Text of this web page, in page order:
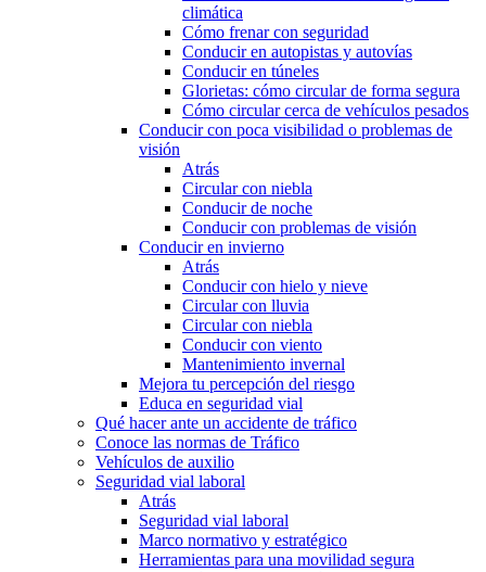
climática
Cómo frenar con seguridad
Conducir en autopistas y autovías
Conducir en túneles
Glorietas: cómo circular de forma segura
Cómo circular cerca de vehículos pesados
Conducir con poca visibilidad o problemas de
visión
Atrás
Circular con niebla
Conducir de noche
Conducir con problemas de visión
Conducir en invierno
Atrás
Conducir con hielo y nieve
Circular con lluvia
Circular con niebla
Conducir con viento
Mantenimiento invernal
Mejora tu percepción del riesgo
Educa en seguridad vial
Qué hacer ante un accidente de tráfico
Conoce las normas de Tráfico
Vehículos de auxilio
Seguridad vial laboral
Atrás
Seguridad vial laboral
Marco normativo y estratégico
Herramientas para una movilidad segura